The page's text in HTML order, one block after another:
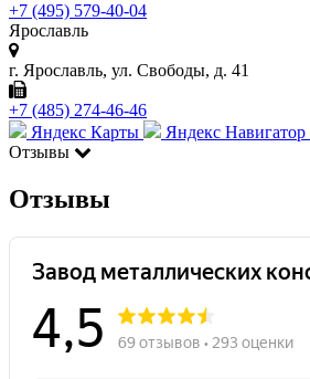
+7 (495) 579-40-04
Ярославль
г. Ярославль, ул. Свободы, д. 41
+7 (485) 274-46-46
Яндекс Карты
Яндекс Навигатор
Отзывы
Отзывы